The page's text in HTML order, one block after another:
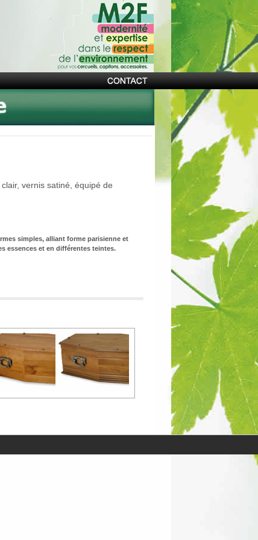
vernis satiné, équipé de
simples, alliant forme parisienne et
essences et en différentes teintes.